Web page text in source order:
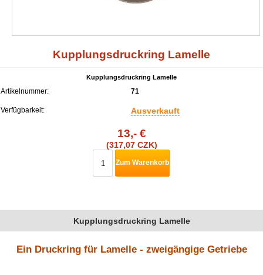
Kupplungsdruckring Lamelle
Kupplungsdruckring Lamelle
Artikelnummer: 71
Verfügbarkeit: Ausverkauft
13,- €
(317,07 CZK)
Zum Warenkorb
Kupplungsdruckring Lamelle
Ein Druckring für Lamelle - zweigängige Getriebe